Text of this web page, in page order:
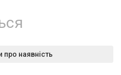
про наявність